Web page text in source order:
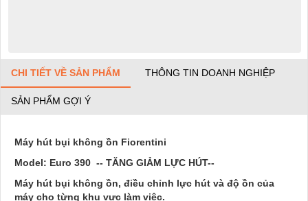
CHI TIẾT VỀ SẢN PHẨM THÔNG TIN DOANH NGHIỆP
SẢN PHẨM GỢI Ý
Máy hút bụi không ồn Fiorentini
Model: Euro 390 -- TĂNG GIẢM LỰC HÚT--
Máy hút bụi không ồn, điều chỉnh lực hút và độ ồn của
máy cho từng khu vực làm việc.